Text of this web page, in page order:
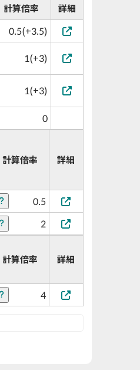
計算倍率 詳細
0.5(+3.5)
1(+3)
1(+3)
0
計算倍率 詳細
0.5
2
計算倍率 詳細
4